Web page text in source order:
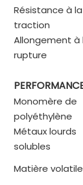
Résistance à la
traction
Allongement à
rupture
Monomère de
polyéthylène
Métaux lourds
solubles
Matière volatile